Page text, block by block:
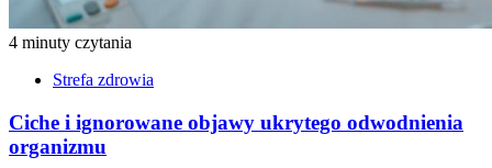
4 minuty czytania
Strefa zdrowia
Ciche i ignorowane objawy ukrytego odwodnienia
organizmu